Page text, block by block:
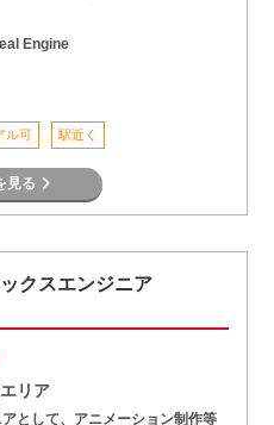
Engine
ル可 駅近く
見る
クスエンジニア
リア
として、アニメーション制作等